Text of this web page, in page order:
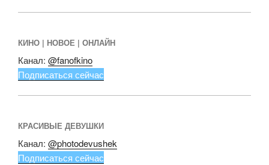
КИНО | НОВОЕ | ОНЛАЙН
Канал: @fanofkino
Подписаться сейчас
КРАСИВЫЕ ДЕВУШКИ
Канал: @photodevushek
Подписаться сейчас